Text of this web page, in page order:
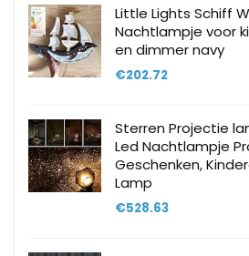
Little Lights Schiff
Nachtlampje voor
en dimmer navy
€202.72
Sterren Projectie
Led Nachtlampje
Geschenken,
Lamp
€528.63